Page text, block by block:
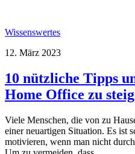
Wissenswertes
12. März 2023
10 nützliche Tipps
Home Office zu
Viele Menschen, die von zu
einer neuartigen Situation. Es ist
motivieren, wenn man nicht